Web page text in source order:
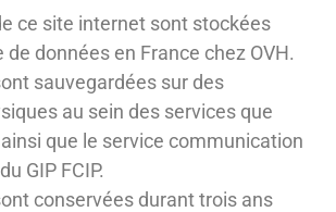
ce site internet sont stockées
de données en France chez OVH.
sauvegardées sur des
au sein des services que
que le service communication
GIP FCIP.
conservées durant trois ans